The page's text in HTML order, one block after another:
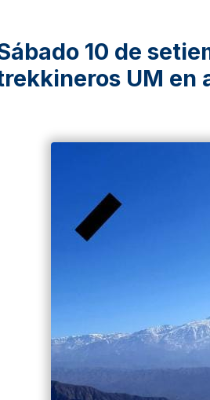
10 de
UM en